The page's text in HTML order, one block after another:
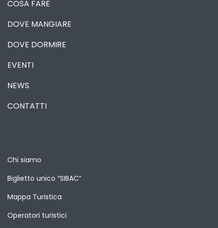
COSA FARE
DOVE MANGIARE
DOVE DORMIRE
EVENTI
NEWS
CONTATTI
Chi siamo
Biglietto unico “SIBAC”
Mappa Turistica
Operatori turistici